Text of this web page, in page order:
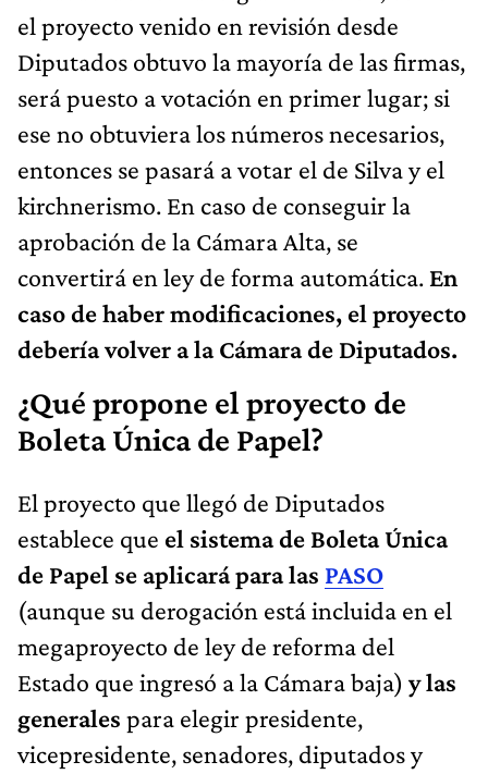
el proyecto venido en revisión desde
Diputados obtuvo la mayoría de las firmas,
será puesto a votación en primer lugar; si
ese no obtuviera los números necesarios,
entonces se pasará a votar el de Silva y el
kirchnerismo. En caso de conseguir la
aprobación de la Cámara Alta, se
convertirá en ley de forma automática.En
caso de haber modificaciones, el proyecto
debería volver a la Cámara de Diputados.
¿Qué propone el proyecto de
Boleta Única de Papel?
El proyecto que llegó de Diputados
establece que el sistema de Boleta Única
de Papel se aplicará para las PASO
(aunque su derogación está incluida en el
megaproyecto de ley de reforma del
Estado que ingresó a la Cámara baja)y las
generales para elegir presidente,
vicepresidente, senadores, diputados y